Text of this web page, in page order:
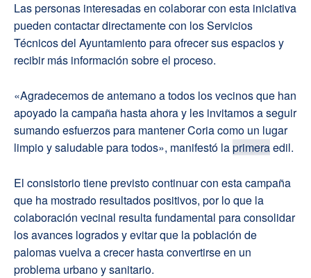
Las personas interesadas en colaborar con esta iniciativa
pueden contactar directamente con los Servicios
Técnicos del Ayuntamiento para ofrecer sus espacios y
recibir más información sobre el proceso.
«Agradecemos de antemano a todos los vecinos que han
apoyado la campaña hasta ahora y les invitamos a seguir
sumando esfuerzos para mantener Coria como un lugar
limpio y saludable para todos», manifestó laprimeraedil.
El consistorio tiene previsto continuar con esta campaña
que ha mostrado resultados positivos, por lo que la
colaboración vecinal resulta fundamental para consolidar
los avances logrados y evitar que la población de
palomas vuelva a crecer hasta convertirse en un
problema urbano y sanitario.